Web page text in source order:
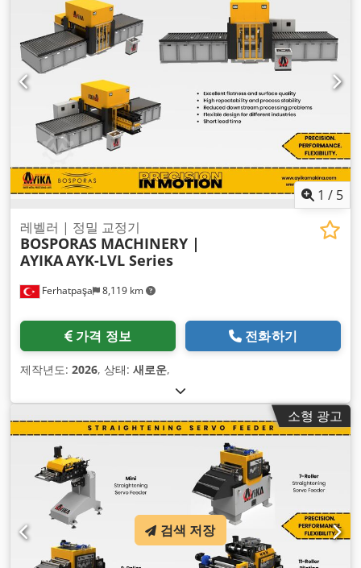
1 / 5
Ferhatpaşa 8,119 km
레벨러 | 정밀 교정기
BOSPORAS MACHINERY |
AYIKAAYK-LVL Series
가격 정보 전화하기
제작년도: 2026, 상태: 새로운,
소형 광고
검색 저장